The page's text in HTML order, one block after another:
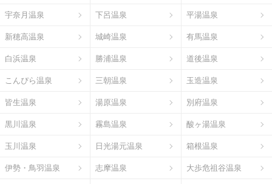
宇奈月温泉 下呂温泉 平湯温泉
新穂高温泉 城崎温泉 有馬温泉
白浜温泉 勝浦温泉 道後温泉
こんぴら温泉 三朝温泉 玉造温泉
皆生温泉 湯原温泉 別府温泉
黒川温泉 霧島温泉 酸ヶ湯温泉
玉川温泉 日光湯元温泉 箱根温泉
伊勢・鳥羽温泉 志摩温泉 大歩危祖谷温泉